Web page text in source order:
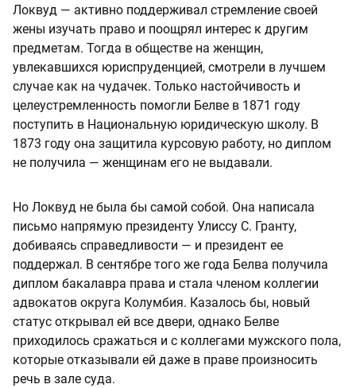
Локвуд — активно поддерживал стремление своей
жены изучать право и поощрял интерес к другим
предметам. Тогда в обществе на женщин,
увлекавшихся юриспруденцией, смотрели в лучшем
случае как на чудачек. Только настойчивость и
целеустремленность помогли Белве в 1871 году
поступить в Национальную юридическую школу. В
1873 году она защитила курсовую работу, но диплом
не получила — женщинам его не выдавали.
Но Локвуд не была бы самой собой. Она написала
письмо напрямую президенту Улиссу С. Гранту,
добиваясь справедливости — и президент ее
поддержал. В сентябре того же года Белва получила
диплом бакалавра права и стала членом коллегии
адвокатов округа Колумбия. Казалось бы, новый
статус открывал ей все двери, однако Белве
приходилось сражаться и с коллегами мужского пола,
которые отказывали ей даже в праве произносить
речь в зале суда.